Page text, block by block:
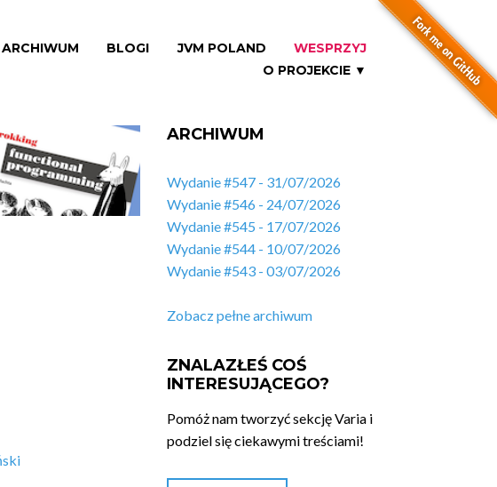
ARCHIWUM BLOGI JVM POLAND
WESPRZYJ
O PROJEKCIE ▼
ARCHIWUM
Wydanie #547 - 31/07/2026
Wydanie #546 - 24/07/2026
Wydanie #545 - 17/07/2026
Wydanie #544 - 10/07/2026
Wydanie #543 - 03/07/2026
Zobacz pełne archiwum
ZNALAZŁEŚ COŚ
INTERESUJĄCEGO?
Pomóż nam tworzyć sekcję Varia i
podziel się ciekawymi treściami!